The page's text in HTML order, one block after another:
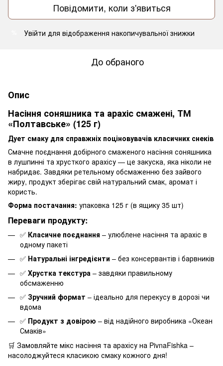
Повідомити, коли з'явиться
Увійти для відображення накопичувальної знижки
До обраного
Опис
Насіння соняшника та арахіс смажені, ТМ
«Полтавське» (125 г)
Дует смаку для справжніх поціновувачів класичних снеків
Смачне поєднання добірного смаженого насіння соняшника
в лушпинні та хрусткого арахісу — це закуска, яка ніколи не
набридає. Завдяки ретельному обсмаженню без зайвого
жиру, продукт зберігає свій натуральний смак, аромат і
користь.
Форма постачання: упаковка 125 г (в ящику 35 шт)
Переваги продукту:
✅ Класичне поєднання – улюблене насіння та арахіс в
одному пакеті
✅ Натуральні інгредієнти – без консервантів і барвників
✅ Хрустка текстура – завдяки правильному
обсмаженню
✅ Зручний формат – ідеально для перекусу в дорозі чи
вдома
✅ Продукт з довірою – від надійного виробника «Океан
Смаків»
🛒 Замовляйте мікс насіння та арахісу на PivnaFishka –
насолоджуйтеся класикою смаку кожного дня!